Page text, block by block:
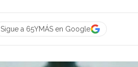
Sigue a 65YMÁS en Google